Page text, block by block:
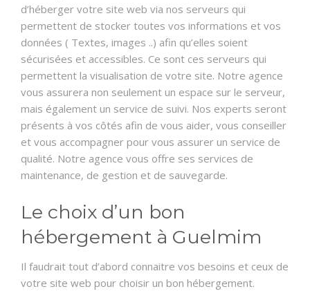
d’héberger votre site web via nos serveurs qui
permettent de stocker toutes vos informations et vos
données ( Textes, images ..) afin qu’elles soient
sécurisées et accessibles. Ce sont ces serveurs qui
permettent la visualisation de votre site. Notre agence
vous assurera non seulement un espace sur le serveur,
mais également un service de suivi. Nos experts seront
présents à vos côtés afin de vous aider, vous conseiller
et vous accompagner pour vous assurer un service de
qualité. Notre agence vous offre ses services de
maintenance, de gestion et de sauvegarde.
Le choix d’un bon
hébergement à Guelmim
Il faudrait tout d’abord connaitre vos besoins et ceux de
votre site web pour choisir un bon hébergement.